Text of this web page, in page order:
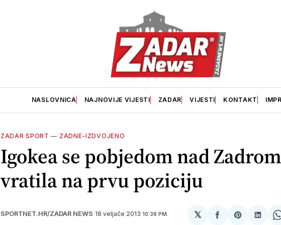
NASLOVNICA NAJNOVIJE VIJESTI ZADAR VIJESTI KONTAKT
ZADAR SPORT — ZADNE-IZDVOJENO
Igokea se pobjedom nad Zadrom
vratila na prvu poziciju
SPORTNET.HR/ZADAR NEWS 18 veljače 2013 10:38 PM. 𝕏
podijeliShare